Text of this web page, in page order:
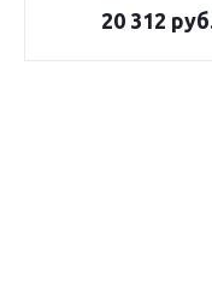
20 312